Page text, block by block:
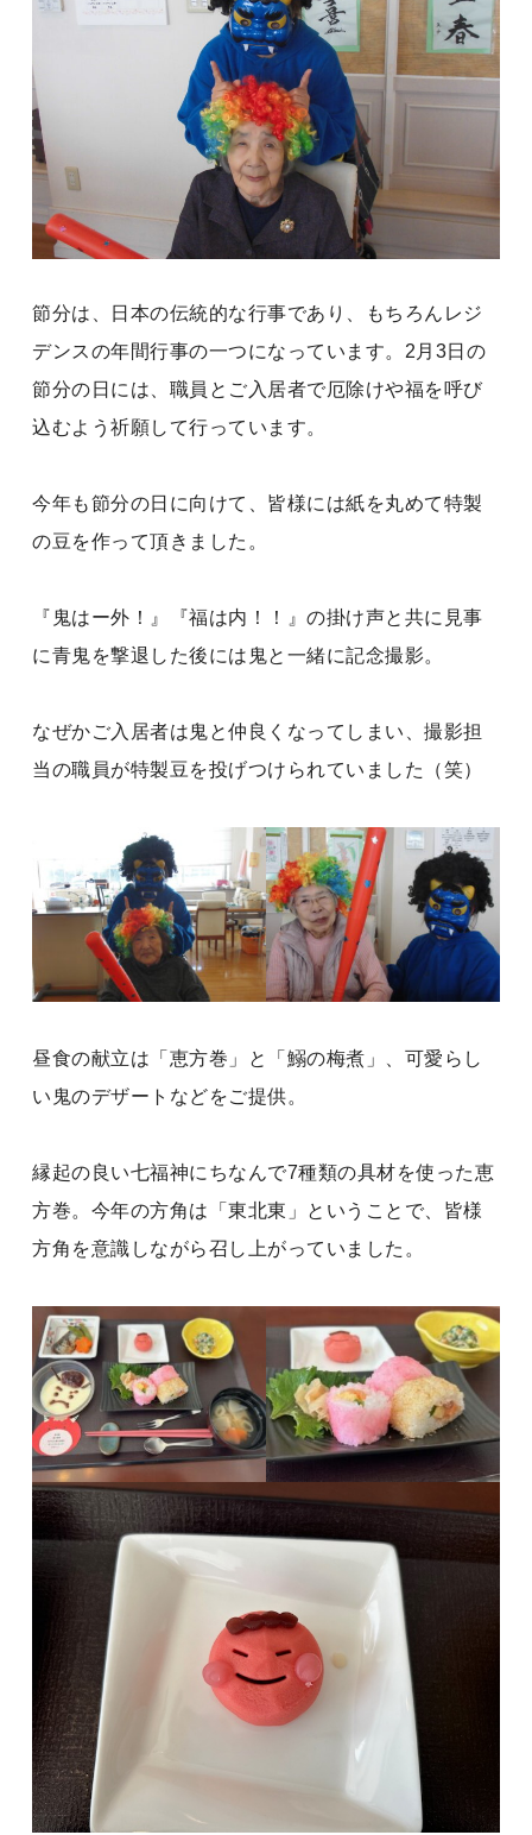
節分は、日本の伝統的な行事であり、もちろんレジ
デンスの年間行事の一つになっています。2月3日の
節分の日には、職員とご入居者で厄除けや福を呼び
込むよう祈願して行っています。
今年も節分の日に向けて、皆様には紙を丸めて特製
の豆を作って頂きました。
『鬼はー外！』『福は内！！』の掛け声と共に見事
に青鬼を撃退した後には鬼と一緒に記念撮影。
なぜかご入居者は鬼と仲良くなってしまい、撮影担
当の職員が特製豆を投げつけられていました（笑）
昼食の献立は「恵方巻」と「鰯の梅煮」、可愛らし
い鬼のデザートなどをご提供。
縁起の良い七福神にちなんで7種類の具材を使った恵
方巻。今年の方角は「東北東」ということで、皆様
方角を意識しながら召し上がっていました。